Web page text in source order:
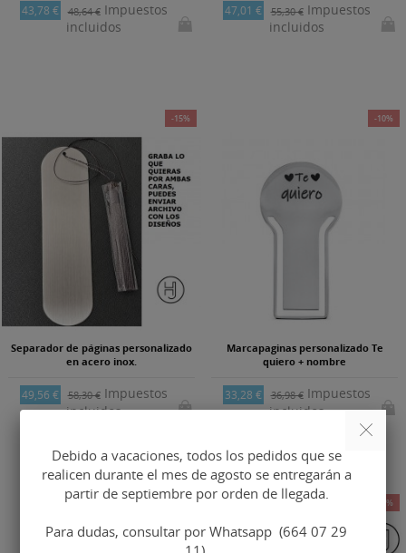
43,78 € 48,64 €Impuestos
incluidos
47,01 € 55,30 €Impuestos
incluidos
-15%
Separador de páginas personalizado
en acero inox.
49,56 € 58,30 €Impuestos
incluidos
-10%
Marcapaginas personalizado Te
quiero + nombre
33,28 € 36,98 €Impuestos
incluidos
-15% -15%
Debido a vacaciones, todos los pedidos que se
realicen durante el mes de agosto se entregarán a
partir de septiembre por orden de llegada.
Para dudas, consultar por Whatsapp (664 07 29